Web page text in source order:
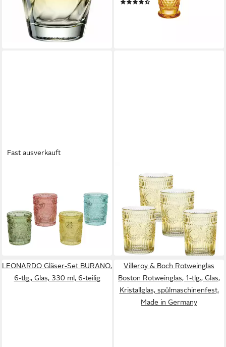
Germany
(4)
lieferbar - in 3-4 Werktagen bei dir
Fast ausverkauft
Gläser-Set, Trinkgläser aus
Glas mit Ornament Muster
10cm bunt 300ml 4er Set
15,99 €
(4,00 €/ 1 Stk)
lieferbar - in 3-4 Werktagen bei dir
MARELIDA
Gläser-Set Trinkgläser gelb
280ml Wasergläser
Saftgläser Vintage Retro
Boho 4St., 4-tlg., Glas
20,39 €
lieferbar - in 2-3 Werktagen bei dir
LEONARDO Gläser-Set BURANO,
6-tlg., Glas, 330 ml, 6-teilig
Villeroy & Boch Rotweinglas
Boston Rotweinglas, 1-tlg., Glas,
Kristallglas, spülmaschinenfest,
Made in Germany